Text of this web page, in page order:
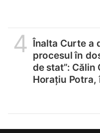
4 Înalta Curte a
procesul în
de stat”: Călin
Horațiu Potra,